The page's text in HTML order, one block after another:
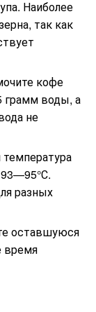
Наиболее
так как
кофе
воды, а
не
разных
оставшуюся
время